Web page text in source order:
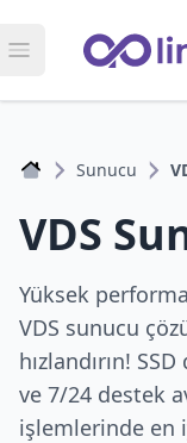
LB
Limitsiz Bulut
Sunucu
VDS
Yüksek
VDS sunucu
hızlandırın!
ve 7/24 destek
işlemlerinde en